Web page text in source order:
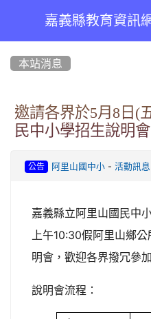
嘉義縣教育資訊
本站消息
邀請各界於5月8日(
民中小學招生說明會
公告 阿里山國中小- 活動訊息
嘉義縣立阿里山國民中
上午10:30假阿里山鄉
明會，歡迎各界撥冗參加
說明會流程：